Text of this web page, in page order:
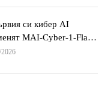
си кибер AI
MAI-Cyber-1-Flash